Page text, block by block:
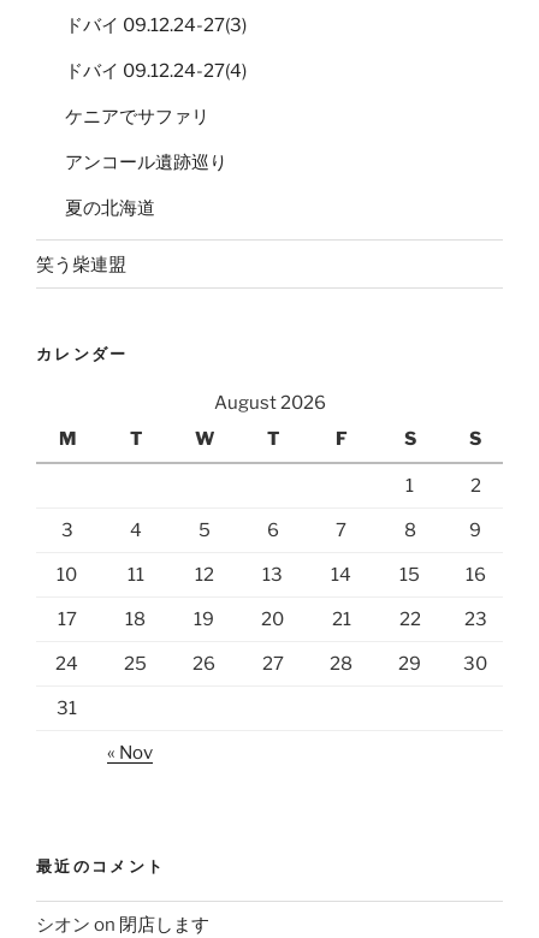
ドバイ 09.12.24-27(3)
ドバイ 09.12.24-27(4)
ケニアでサファリ
アンコール遺跡巡り
夏の北海道
笑う柴連盟
カレンダー
August 2026
M
T W T F S S
1 2
3 4 5 6 7 8 9
10 11 12 13 14 15 16
17 18 19 20 21 22 23
24 25 26 27 28 29 30
31
« Nov
最近のコメント
シオン on 閉店します